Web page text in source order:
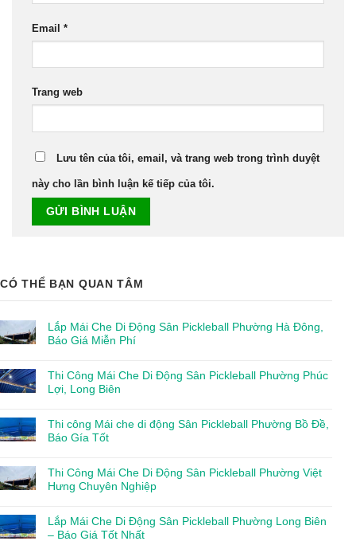
CÓ THỂ BẠN QUAN TÂM
Lắp Mái Che Di Động Sân Pickleball Phường Hà Đông,
Báo Giá Miễn Phí
Thi Công Mái Che Di Động Sân Pickleball Phường Phúc
Lợi, Long Biên
Thi công Mái che di động Sân Pickleball Phường Bồ Đề,
Báo Gía Tốt
Thi Công Mái Che Di Động Sân Pickleball Phường Việt
Hưng Chuyên Nghiệp
Lắp Mái Che Di Động Sân Pickleball Phường Long Biên
– Báo Giá Tốt Nhất
Email *
Trang web
Lưu tên của tôi, email, và trang web trong trình duyệt
này cho lần bình luận kế tiếp của tôi.